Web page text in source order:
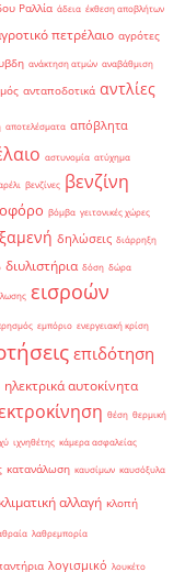
Ραλλία άδεια έκθεση αποβλήτων
πετρέλαιο αγρότες
ανάκτηση ατμών αναβάθμιση
ανταποδοτικά αντλίες
αποτελέσματα απόβλητα
αστυνομία ατύχημα
βενζίνες βενζίνη
βόμβα γειτονικές χώρες
δηλώσεις διάρρηξη
διυλιστήρια δόση δώρα
εισροών
εμπόριο ενεργειακή κρίση
επιδότηση
ηλεκτρικά αυτοκίνητα
θέση θερμική
ιχνηθέτης κάμερα ασφαλείας
κατανάλωση καυσίμων καυσόξυλα
κλιματική αλλαγή κλοπή
λαθρεμπορία
λογισμικό λουκέτο